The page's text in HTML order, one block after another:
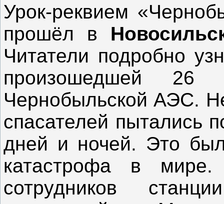
Урок-реквием
прошёл в
Читатели подробно
произошедшей
Чернобыльской АЭС.
спасателей пытались
дней и ночей. Это
катастрофа в
сотрудников